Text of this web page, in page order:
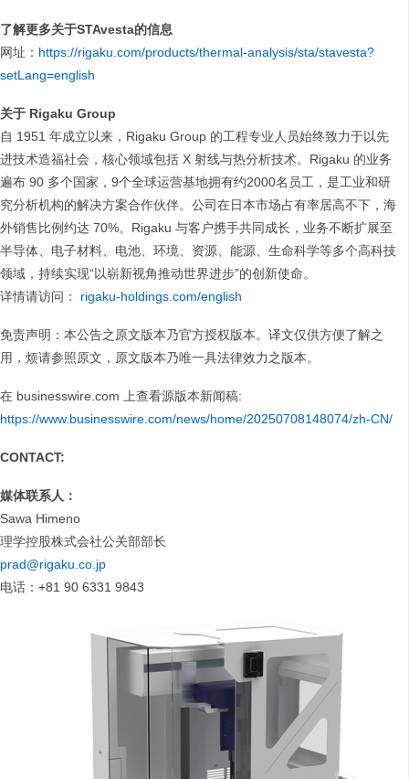
了解更多关于STAvesta的信息
网址： https://rigaku.com/products/thermal-analysis/sta/stavesta?
setLang=english
关于 Rigaku Group
自 1951 年成立以来，Rigaku Group 的工程专业人员始终致力于以先
进技术造福社会，核心领域包括 X 射线与热分析技术。Rigaku 的业务
遍布 90 多个国家，9个全球运营基地拥有约2000名员工，是工业和研
究分析机构的解决方案合作伙伴。公司在日本市场占有率居高不下，海
外销售比例约达 70%。Rigaku 与客户携手共同成长，业务不断扩展至
半导体、电子材料、电池、环境、资源、能源、生命科学等多个高科技
领域，持续实现“以崭新视角推动世界进步”的创新使命。
详情请访问： rigaku-holdings.com/english
免责声明：本公告之原文版本乃官方授权版本。译文仅供方便了解之
用，烦请参照原文，原文版本乃唯一具法律效力之版本。
在 businesswire.com 上查看源版本新闻稿:
https://www.businesswire.com/news/home/20250708148074/zh-CN/
CONTACT:
媒体联系人：
Sawa Himeno
理学控股株式会社公关部部长
prad@rigaku.co.jp
电话：+81 90 6331 9843